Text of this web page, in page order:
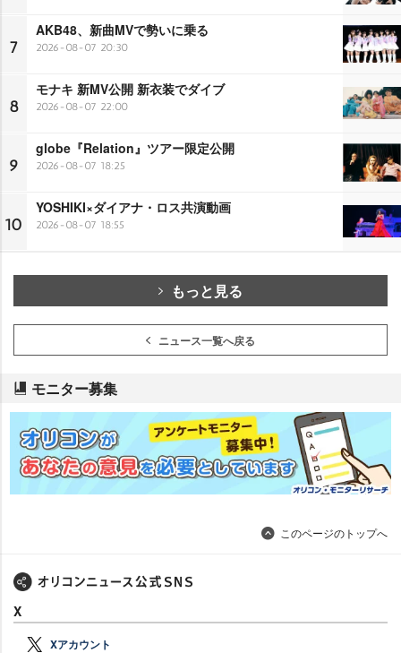
7
AKB48、新曲MVで勢いに乗る
2026-08-07 20:30
8
モナキ 新MV公開 新衣装でダイブ
2026-08-07 22:00
9
globe『Relation』ツアー限定公開
2026-08-07 18:25
10
YOSHIKI×ダイアナ・ロス共演動画
2026-08-07 18:55
もっと見る
ニュース一覧へ戻る
モニター募集
このページのトップへ
X
Xアカウント